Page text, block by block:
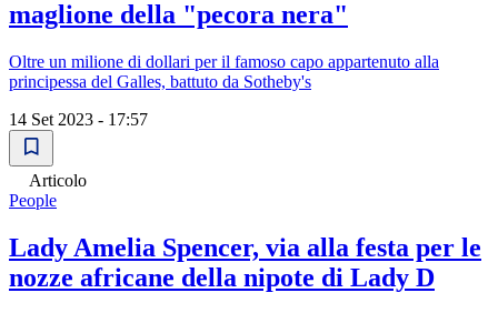
maglione della "pecora nera"
Oltre un milione di dollari per il famoso capo appartenuto alla
principessa del Galles, battuto da Sotheby's
14 Set 2023 - 17:57
Articolo
People
Lady Amelia Spencer, via alla festa per le
nozze africane della nipote di Lady D